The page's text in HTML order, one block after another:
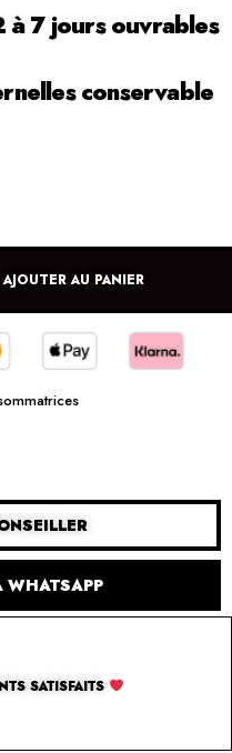
à 7 jours ouvrables
conservable
AJOUTER AU PANIER
WHATSAPP
SATISFAITS